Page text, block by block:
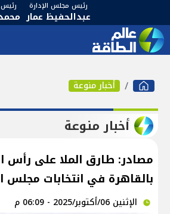
رئيس مجلس الإدارة
عبدالحفيظ عمار
رئيس
أخبار منوعة
أخبار منوعة
مصادر: طارق الملا على رأس
بالقاهرة في انتخابات مجلس
الإثنين 06/أكتوبر/2025 - 06:09 م